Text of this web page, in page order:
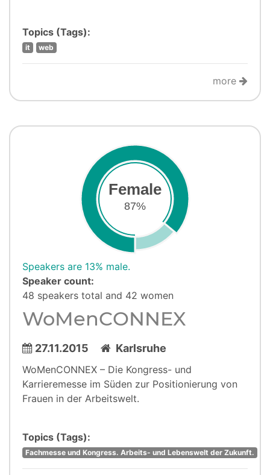
Topics (Tags):
it web
more
Female
87%
Speakers are 13% male.
Speaker count:
48 speakers total and 42 women
WoMenCONNEX
27.11.2015 Karlsruhe
WoMenCONNEX – Die Kongress- und
Karrieremesse im Süden zur Positionierung von
Frauen in der Arbeitswelt.
Topics (Tags):
Fachmesse und Kongress. Arbeits- und Lebenswelt der Zukunft.